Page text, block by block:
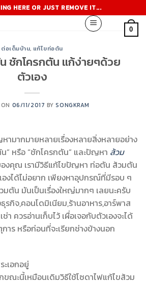
HERE OR JUST REMOVE IT...
0
ต่อเต็มบ้าน, แก้ไขท่อตัน
ชักโครกตัน แก้ง่ายๆด้วย
ตัวเอง
06/11/2017 BYSONGKRAM
มากมายหลายเรื่องหลายสิ่งหลายอย่าง
น” หรือ “ชักโครกตัน” และปัญหา ส้วม
องคุณ เรามีวิธีแก้ไขปัญหา ท่อตัน ส้วมตัน
งได้ไม่อยาก เพียงหาอุปกรณ์ที่มีรอบ ๆ
น มันเป็นเรื่องใหญ่มากๆ เลยนะครับ
รกิจ,คอนโดมิเนียม,ร้านอาหาร,อาร์พาส
า ควรอ่านเก็บไว้ เผื่อเจอกับตัวเองจะได้
าร หรือก่อนที่จะเรียกช่างข้างนอก
ะเอกอยู่
ขณะนี้เหมือนเดิมวิธีใช้โซดาไฟแก้ไขส้วม